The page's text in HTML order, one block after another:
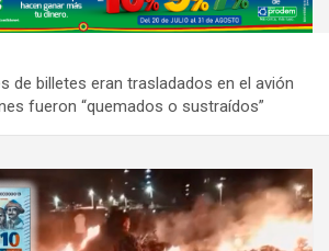
de billetes eran trasladados en el avión
fueron “quemados o sustraídos”